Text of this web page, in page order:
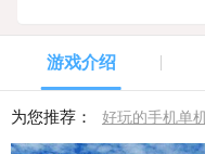
游戏介绍
为您推荐： 好玩的手机单